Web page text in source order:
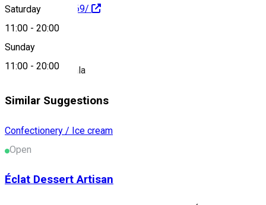
Saturday
11:00 - 20:00
Sunday
11:00 - 20:00
100063620500969/
About
Inghetata artizanala
Similar Suggestions
Confectionery / Ice cream
Open
Éclat Dessert Artisan